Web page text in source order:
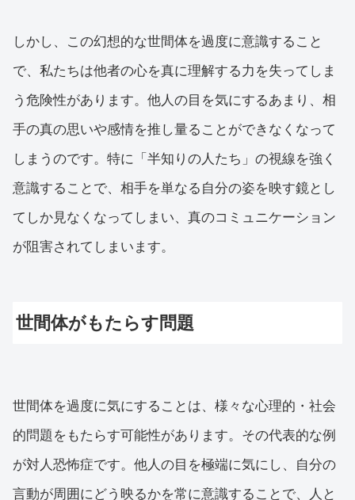
しかし、この幻想的な世間体を過度に意識すること
で、私たちは他者の心を真に理解する力を失ってしま
う危険性があります。他人の目を気にするあまり、相
手の真の思いや感情を推し量ることができなくなって
しまうのです。特に「半知りの人たち」の視線を強く
意識することで、相手を単なる自分の姿を映す鏡とし
てしか見なくなってしまい、真のコミュニケーション
が阻害されてしまいます。
世間体がもたらす問題
世間体を過度に気にすることは、様々な心理的・社会
的問題をもたらす可能性があります。その代表的な例
が対人恐怖症です。他人の目を極端に気にし、自分の
言動が周囲にどう映るかを常に意識することで、人と